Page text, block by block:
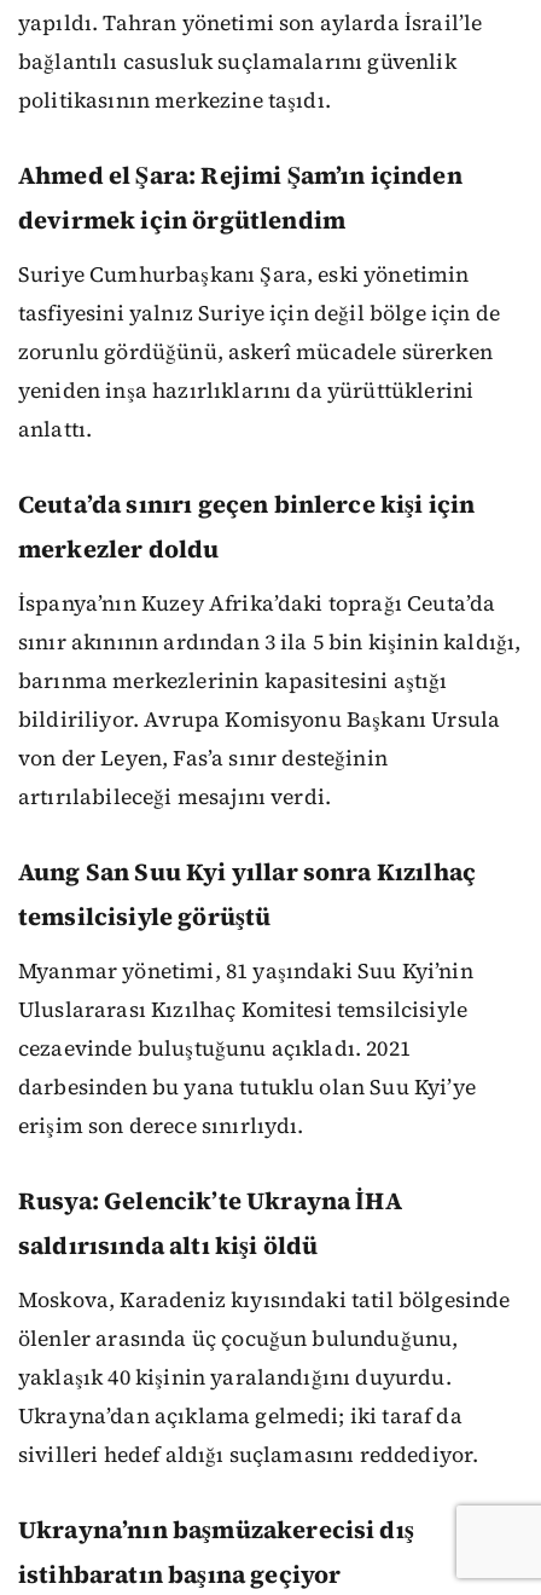
yapıldı. Tahran yönetimi son aylarda İsrail’le
bağlantılı casusluk suçlamalarını güvenlik
politikasının merkezine taşıdı.
Ahmed el Şara: Rejimi Şam’ın içinden
devirmek için örgütlendim
Suriye Cumhurbaşkanı Şara, eski yönetimin
tasfiyesini yalnız Suriye için değil bölge için de
zorunlu gördüğünü, askerî mücadele sürerken
yeniden inşa hazırlıklarını da yürüttüklerini
anlattı.
Ceuta’da sınırı geçen binlerce kişi için
merkezler doldu
İspanya’nın Kuzey Afrika’daki toprağı Ceuta’da
sınır akınının ardından 3 ila 5 bin kişinin kaldığı,
barınma merkezlerinin kapasitesini aştığı
bildiriliyor. Avrupa Komisyonu Başkanı Ursula
von der Leyen, Fas’a sınır desteğinin
artırılabileceği mesajını verdi.
Aung San Suu Kyi yıllar sonra Kızılhaç
temsilcisiyle görüştü
Myanmar yönetimi, 81 yaşındaki Suu Kyi’nin
Uluslararası Kızılhaç Komitesi temsilcisiyle
cezaevinde buluştuğunu açıkladı. 2021
darbesinden bu yana tutuklu olan Suu Kyi’ye
erişim son derece sınırlıydı.
Rusya: Gelencik’te Ukrayna İHA
saldırısında altı kişi öldü
Moskova, Karadeniz kıyısındaki tatil bölgesinde
ölenler arasında üç çocuğun bulunduğunu,
yaklaşık 40 kişinin yaralandığını duyurdu.
Ukrayna’dan açıklama gelmedi; iki taraf da
sivilleri hedef aldığı suçlamasını reddediyor.
Ukrayna’nın başmüzakerecisi dış
istihbaratın başına geçiyor